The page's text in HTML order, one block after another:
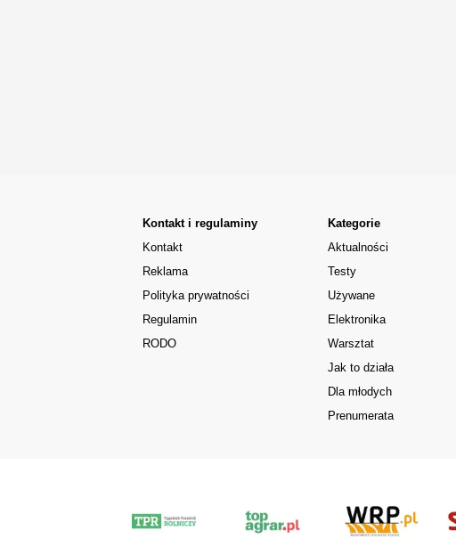
Kontakt i regulaminy
Kontakt
Reklama
Polityka prywatności
Regulamin
RODO
Kategorie
Aktualności
Testy
Używane
Elektronika
Warsztat
Jak to działa
Dla młodych
Prenumerata